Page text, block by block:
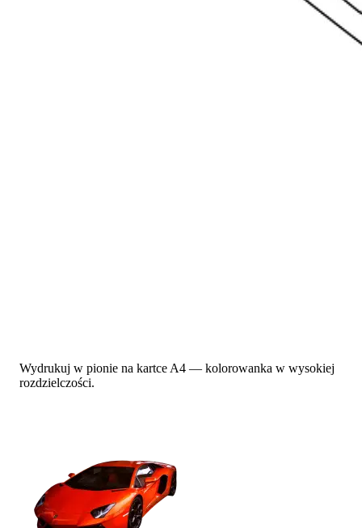
Wydrukuj w pionie na kartce A4 — kolorowanka w wysokiej
rozdzielczości.